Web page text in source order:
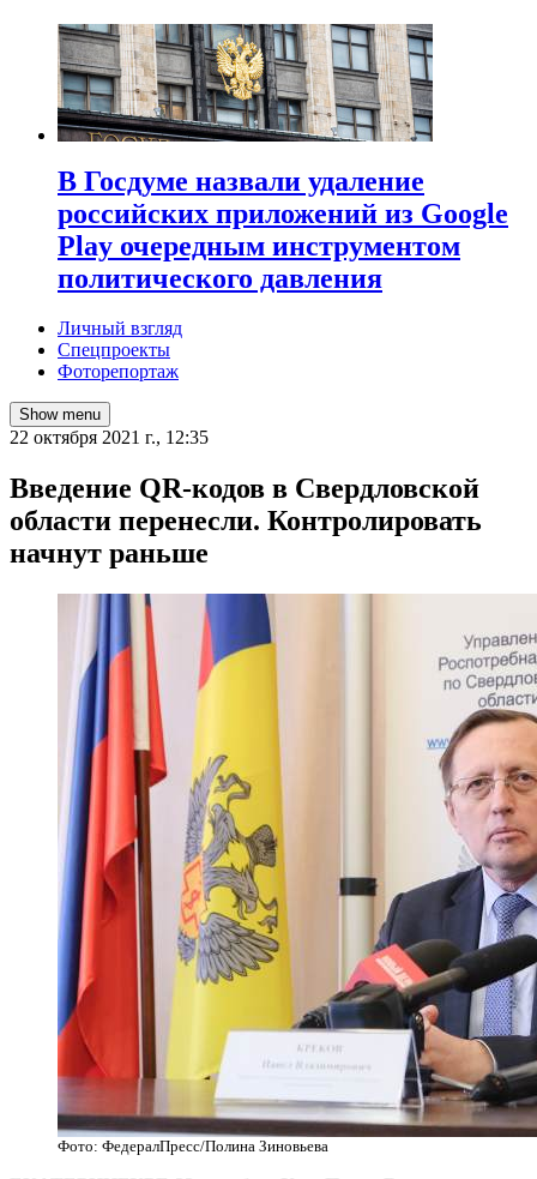
В Госдуме назвали удаление
российских приложений из Google
Play очередным инструментом
политического давления
Личный взгляд
Спецпроекты
Фоторепортаж
Show menu
22 октября 2021 г., 12:35
​Введение QR-кодов в Свердловской
области перенесли. Контролировать
начнут раньше
Фото: ФедералПресс/Полина Зиновьева